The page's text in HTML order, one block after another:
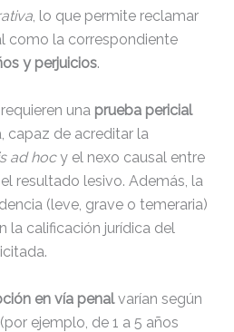
, lo que permite reclamar
como la correspondiente
y perjuicios.
una prueba pericial
capaz de acreditar la
ad hocy el nexo causal entre
resultado lesivo. Además, la
(leve, grave o temeraria)
la calificación jurídica del
en vía penalvarían según
ejemplo, de 1 a 5 años